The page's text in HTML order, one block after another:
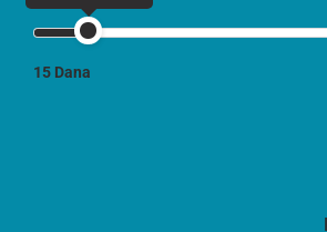
15 Dana